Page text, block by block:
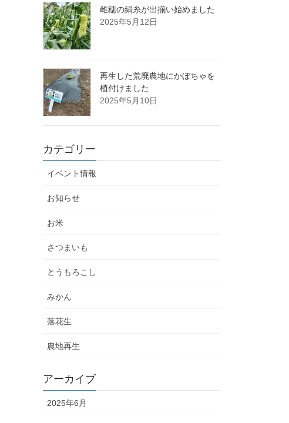
雌穂の絹糸が出揃い始めました
2025年5月12日
再生した荒廃農地にかぼちゃを
植付けました
2025年5月10日
カテゴリー
イベント情報
お知らせ
お米
さつまいも
とうもろこし
みかん
落花生
農地再生
アーカイブ
2025年6月